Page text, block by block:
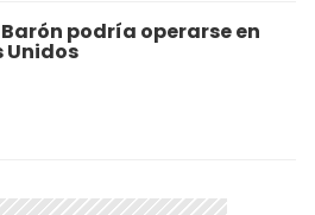
podría operarse en
Unidos